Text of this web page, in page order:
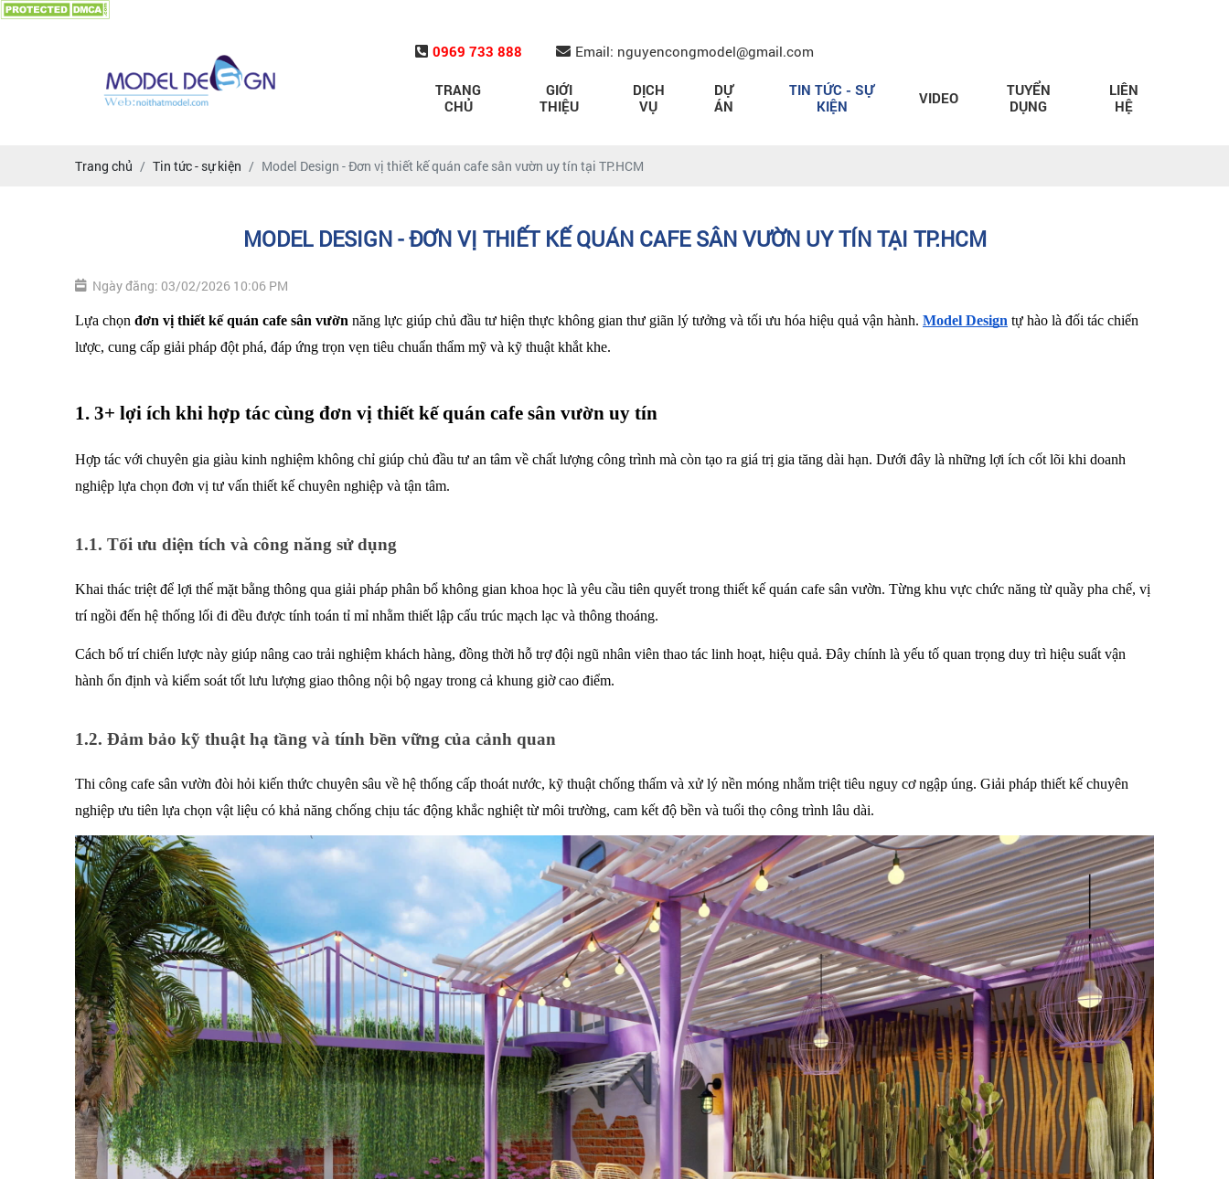
0969 733 888 Email: nguyencongmodel@gmail.com
TRANG
CHỦ
GIỚI
THIỆU
DỊCH
VỤ
DỰ
ÁN
TIN TỨC - SỰ
KIỆN
VIDEO
TUYỂN
DỤNG
LIÊN
HỆ
Trang chủ Tin tức - sự kiện Model Design - Đơn vị thiết kế quán cafe sân vườn uy tín tại TP.HCM
MODEL DESIGN - ĐƠN VỊ THIẾT KẾ QUÁN CAFE SÂN VƯỜN UY TÍN TẠI TP.HCM
Ngày đăng: 03/02/2026 10:06 PM
Lựa chọn đơn vị thiết kế quán cafe sân vườn năng lực giúp chủ đầu tư hiện thực không gian thư giãn lý tưởng và tối ưu hóa hiệu quả vận hành. Model Design tự hào là đối tác chiến
lược, cung cấp giải pháp đột phá, đáp ứng trọn vẹn tiêu chuẩn thẩm mỹ và kỹ thuật khắt khe.
1. 3+ lợi ích khi hợp tác cùng đơn vị thiết kế quán cafe sân vườn uy tín
Hợp tác với chuyên gia giàu kinh nghiệm không chỉ giúp chủ đầu tư an tâm về chất lượng công trình mà còn tạo ra giá trị gia tăng dài hạn. Dưới đây là những lợi ích cốt lõi khi doanh
nghiệp lựa chọn đơn vị tư vấn thiết kế chuyên nghiệp và tận tâm.
1.1. Tối ưu diện tích và công năng sử dụng
Khai thác triệt để lợi thế mặt bằng thông qua giải pháp phân bổ không gian khoa học là yêu cầu tiên quyết trong thiết kế quán cafe sân vườn. Từng khu vực chức năng từ quầy pha chế, vị
trí ngồi đến hệ thống lối đi đều được tính toán tỉ mỉ nhằm thiết lập cấu trúc mạch lạc và thông thoáng.
Cách bố trí chiến lược này giúp nâng cao trải nghiệm khách hàng, đồng thời hỗ trợ đội ngũ nhân viên thao tác linh hoạt, hiệu quả. Đây chính là yếu tố quan trọng duy trì hiệu suất vận
hành ổn định và kiểm soát tốt lưu lượng giao thông nội bộ ngay trong cả khung giờ cao điểm.
1.2. Đảm bảo kỹ thuật hạ tầng và tính bền vững của cảnh quan
Thi công cafe sân vườn đòi hỏi kiến thức chuyên sâu về hệ thống cấp thoát nước, kỹ thuật chống thấm và xử lý nền móng nhằm triệt tiêu nguy cơ ngập úng. Giải pháp thiết kế chuyên
nghiệp ưu tiên lựa chọn vật liệu có khả năng chống chịu tác động khắc nghiệt từ môi trường, cam kết độ bền và tuổi thọ công trình lâu dài.